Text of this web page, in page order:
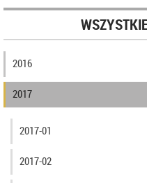
2016
2017
2017-01
2017-02